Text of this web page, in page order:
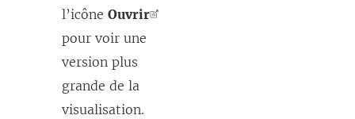
l’icône Ouvrir
pour voir une
version plus
grande de la
visualisation.